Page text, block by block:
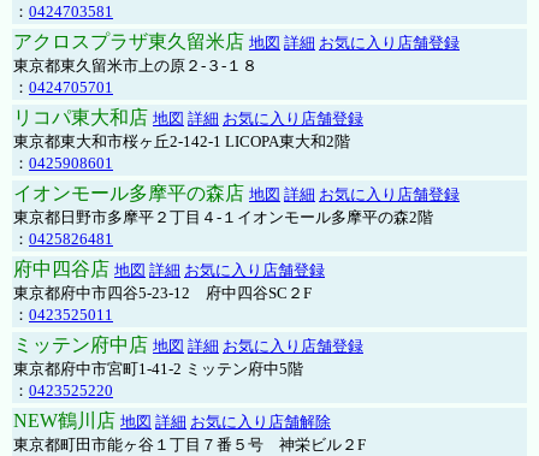
： 0424703581
アクロスプラザ東久留米店 地図 詳細 お気に入り店舗登録
東京都東久留米市上の原２-３-１８
： 0424705701
リコパ東大和店 地図 詳細 お気に入り店舗登録
東京都東大和市桜ヶ丘2-142-1 LICOPA東大和2階
： 0425908601
イオンモール多摩平の森店 地図 詳細 お気に入り店舗登録
東京都日野市多摩平２丁目４-１イオンモール多摩平の森2階
： 0425826481
府中四谷店 地図 詳細 お気に入り店舗登録
東京都府中市四谷5-23-12 府中四谷SC２F
： 0423525011
ミッテン府中店 地図 詳細 お気に入り店舗登録
東京都府中市宮町1-41-2 ミッテン府中5階
： 0423525220
NEW鶴川店 地図 詳細 お気に入り店舗解除
東京都町田市能ヶ谷１丁目７番５号 神栄ビル２F